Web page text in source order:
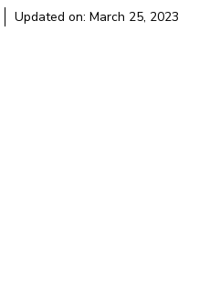
Updated on: March 25, 2023